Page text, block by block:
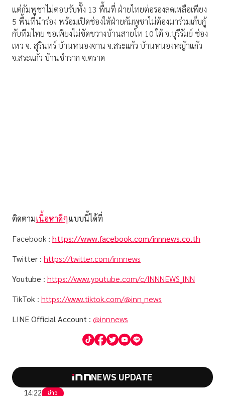
แต่กัมพูชาไม่ตอบรับทั้ง 13 พื้นที่ ฝ่ายไทยต่อรองลดเหลือเพียง
5 พื้นที่นำร่อง พร้อมเปิดช่องให้ฝ่ายกัมพูชาไม่ต้องมาร่วมเก็บกู้
กับทีมไทย ขอเพียงไม่ขัดขวางบ้านสายโท 10 ใต้ จ.บุรีรัมย์ ช่อง
เหว จ. สุรินทร์ บ้านหนองจาน จ.สระแก้ว บ้านหนองหญ้าแก้ว
จ.สระแก้ว บ้านชำราก จ.ตราด
ติดตามเนื้อหาดีๆแบบนี้ได้ที่
Facebook : https://www.facebook.com/innnews.co.th
Twitter : https://twitter.com/innnews
Youtube : https://www.youtube.com/c/INNNEWS_INN
TikTok : https://www.tiktok.com/@inn_news
LINE Official Account : @innnews
NEWS UPDATE
14:22 ข่าว